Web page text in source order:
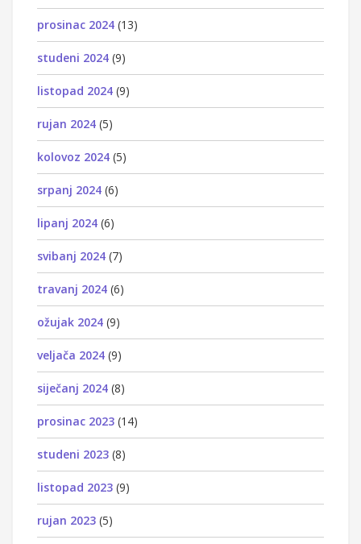
prosinac 2024 (13)
studeni 2024 (9)
listopad 2024 (9)
rujan 2024 (5)
kolovoz 2024 (5)
srpanj 2024 (6)
lipanj 2024 (6)
svibanj 2024 (7)
travanj 2024 (6)
ožujak 2024 (9)
veljača 2024 (9)
siječanj 2024 (8)
prosinac 2023 (14)
studeni 2023 (8)
listopad 2023 (9)
rujan 2023 (5)